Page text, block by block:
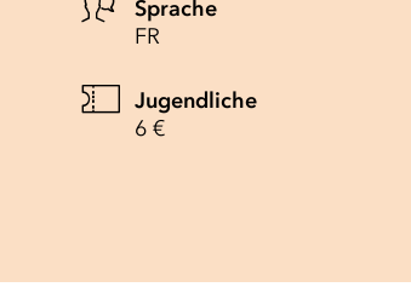
Sprache
FR
Jugendliche
6 €